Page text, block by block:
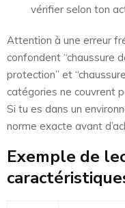
vérifier selon ton
Attention à une erreur
confondent “chaussure
protection” et
catégories ne couvrent
Si tu es dans un
norme exacte avant
Exemple de